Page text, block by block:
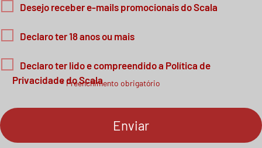
Desejo receber e-mails promocionais do Scala
Declaro ter 18 anos ou mais
Declaro ter lido e compreendido a Política de
Privacidade do Scala* Preenchimento obrigatório